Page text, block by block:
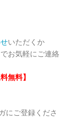
いただくか
お気軽にご連絡
料無料】
にご登録くださ